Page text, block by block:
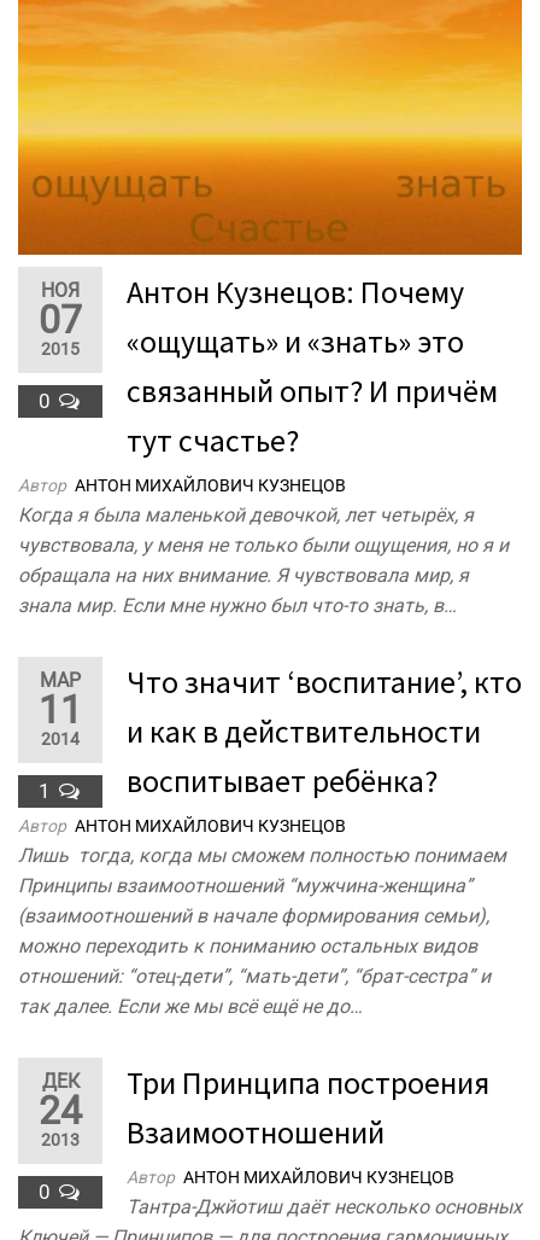
НОЯ
07
2015
0
Антон Кузнецов: Почему
«ощущать» и «знать» это
связанный опыт? И причём
тут счастье?
Автор АНТОН МИХАЙЛОВИЧ КУЗНЕЦОВ
Когда я была маленькой девочкой, лет четырёх, я
чувствовала, у меня не только были ощущения, но я и
обращала на них внимание. Я чувствовала мир, я
знала мир. Если мне нужно был что-то знать, в…
МАР
11
2014
1
Что значит ‘воспитание’, кто
и как в действительности
воспитывает ребёнка?
Автор АНТОН МИХАЙЛОВИЧ КУЗНЕЦОВ
Лишь тогда, когда мы сможем полностью понимаем
Принципы взаимоотношений “мужчина-женщина”
(взаимоотношений в начале формирования семьи),
можно переходить к пониманию остальных видов
отношений: “отец-дети”, “мать-дети”, “брат-сестра” и
так далее. Если же мы всё ещё не до…
ДЕК
24
2013
0
Три Принципа построения
Взаимоотношений
Автор АНТОН МИХАЙЛОВИЧ КУЗНЕЦОВ
Тантра-Джйотиш даёт несколько основных